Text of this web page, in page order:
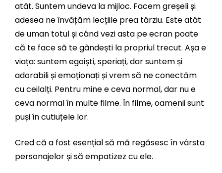
atât. Suntem undeva la mijloc. Facem greșeli și
adesea ne învățăm lecțiile prea târziu. Este atât
de uman totul și când vezi asta pe ecran poate
că te face să te gândești la propriul trecut. Așa e
viața: suntem egoiști, speriați, dar suntem și
adorabili și emoționați și vrem să ne conectăm
cu ceilalți. Pentru mine e ceva normal, dar nu e
ceva normal în multe filme. În filme, oamenii sunt
puși în cutiuțele lor.
Cred că a fost esențial să mă regăsesc în vârsta
personajelor și să empatizez cu ele.